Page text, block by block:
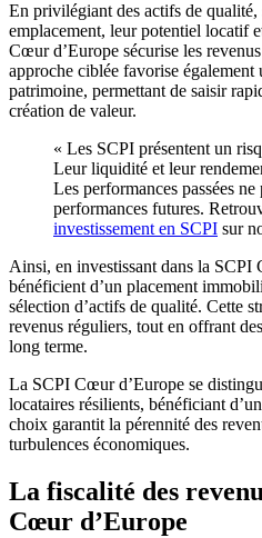
En privilégiant des actifs de
emplacement, leur potentiel locatif
Cœur d’Europe sécurise les
approche ciblée favorise également
patrimoine, permettant de saisir
création de valeur.
« Les SCPI présentent un
Leur liquidité et leur
Les performances passées ne
performances futures.
investissement en SCPI sur
Ainsi, en investissant dans la SCPI
bénéficient d’un placement
sélection d’actifs de qualité. Cette
revenus réguliers, tout en offrant
long terme.
La SCPI Cœur d’Europe se
locataires résilients, bénéficiant
choix garantit la pérennité des
turbulences économiques.
La fiscalité des
Cœur d’Europe